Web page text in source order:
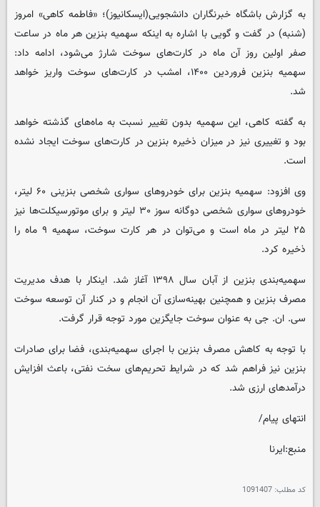
به گزارش باشگاه خبرنگاران دانشجویی(ایسکانیوز)؛ «فاطمه کاهی» امروز
(شنبه) در گفت و گویی با اشاره به اینکه سهمیه بنزین هر ماه در ساعت
صفر اولین روز آن ماه در کارت‌های سوخت شارژ می‌شود، ادامه داد:
سهمیه بنزین فروردین ۱۴۰۰، امشب در کارت‌های سوخت واریز خواهد
شد.
به گفته کاهی، این سهمیه بدون تغییر نسبت به ماه‌های گذشته خواهد
بود و تغییری نیز در میزان ذخیره بنزین در کارت‌های سوخت ایجاد نشده
است.
وی افزود: سهمیه بنزین برای خودروهای سواری شخصی بنزینی ۶۰ لیتر،
خودروهای سواری شخصی دوگانه سوز ۳۰ لیتر و برای موتورسیکلت‌ها نیز
۲۵ لیتر در ماه است و می‌توان در هر کارت سوخت، سهمیه ۹ ماه را
ذخیره کرد.
سهمیه‌بندی بنزین از آبان سال ۱۳۹۸ آغاز شد. اینکار با هدف مدیریت
مصرف بنزین و همچنین بهینه‌سازی آن انجام و در کنار آن توسعه سوخت
سی. ان. جی به عنوان سوخت جایگزین مورد توجه قرار گرفت.
با توجه به کاهش مصرف بنزین با اجرای سهمیه‌بندی، فضا برای صادرات
بنزین نیز فراهم شد که در شرایط تحریم‌های سخت نفتی، باعث افزایش
درآمدهای ارزی شد.
انتهای پیام/
منبع:ایرنا
کد مطلب: 1091407